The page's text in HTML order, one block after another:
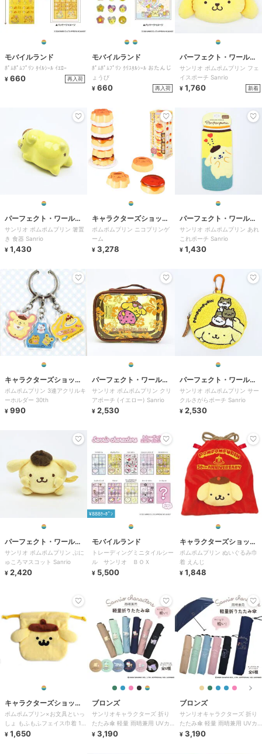
モバイルランド
ﾎﾟﾑﾎﾟﾑﾌﾟﾘﾝ ﾀｲﾙｼｰﾙ ｲｴﾛｰ
¥ 660 再入荷
モバイルランド
ﾎﾟﾑﾎﾟﾑﾌﾟﾘﾝ ｸﾘｽﾀﾙｼｰﾙ おたんじ
ょうび
¥ 660 再入荷
パーフェクト・ワール
ド・トーキョー
サンリオ ポムポムプリン フェ
イスポーチ Sanrio
¥ 1,760 新着
パーフェクト・ワール
ド・トーキョー
サンリオ ポムポムプリン 箸置
き 食器 Sanrio
¥ 1,430
キャラクターズショッ
プ ラフラフ
ポムポムプリン ニコプリンゲ
ーム
¥ 3,278
パーフェクト・ワール
ド・トーキョー
サンリオ ポムポムプリン あれ
これポーチ Sanrio
¥ 1,430
キャラクターズショッ
プ ラフラフ
ポムポムプリン 3連アクリルキ
ーホルダー 30th
¥ 990
パーフェクト・ワール
ド・トーキョー
サンリオ ポムポムプリン クリ
アポーチ (イエロー) Sanrio
¥ 2,530
パーフェクト・ワール
ド・トーキョー
サンリオ ポムポムプリン サー
クルさがらポーチ Sanrio
¥ 2,530
パーフェクト・ワール
ド・トーキョー
サンリオ ポムポムプリン ぷに
ゅころマスコット Sanrio
¥ 2,420
¥888ｸｰﾎﾟﾝ
モバイルランド
トレーディングミニタイルシー
ル サンリオ ＢＯＸ
¥ 5,500
キャラクターズショッ
プ ラフラフ
ポムポムプリン ぬいぐるみ巾
着 えんじ
¥ 1,848
キャラクターズショッ
プ ラフラフ
ポムポムプリン×お文具といっ
しょ もふもふフェイス巾着 1.
ポムポムプリン
¥ 1,650
ブロンズ
サンリオキャラクターズ 折り
たたみ傘 軽量 雨晴兼用 UVカ
ット 雨傘
¥ 3,190
ブロンズ
サンリオキャラクターズ 折り
たたみ傘 軽量 雨晴兼用 UVカ
ット 雨傘
¥ 3,190